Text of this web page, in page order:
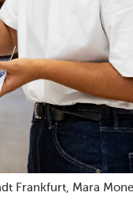
Frankfurt, Mara